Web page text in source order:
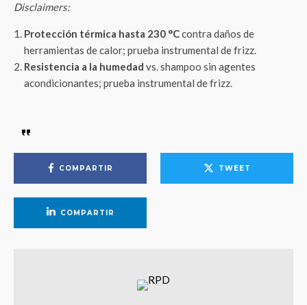
Disclaimers:
Protección térmica hasta 230 °Ccontra daños de
herramientas de calor; prueba instrumental de frizz.
Resistencia a la humedad vs. shampoo sin agentes
acondicionantes; prueba instrumental de frizz.
COMPARTIR TWEET
COMPARTIR